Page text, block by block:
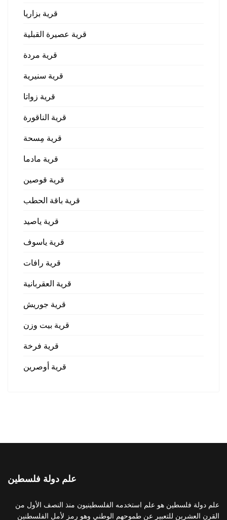
قرية بزاريا
قرية عصيرة القبلية
قرية مردة
قرية سنيرية
قرية زواتا
قرية الناقورة
قرية مِسحة
قرية مادما
قرية قوصين
قرية باقة الحطب
قرية ياصيد
قرية ياسوف
قرية رافات
قرية العقربانية
قرية جوريش
قرية بيت وزن
قرية فرخة
قرية أوصرين
علم دولة فلسطين
علم دولة فلسطين هو علم استخدمه الفلسطينيون منذ النصف الأول من
القرن العشرين للتعبير عن طموحهم الوطني وهو رمز لأمل الفلسطنين